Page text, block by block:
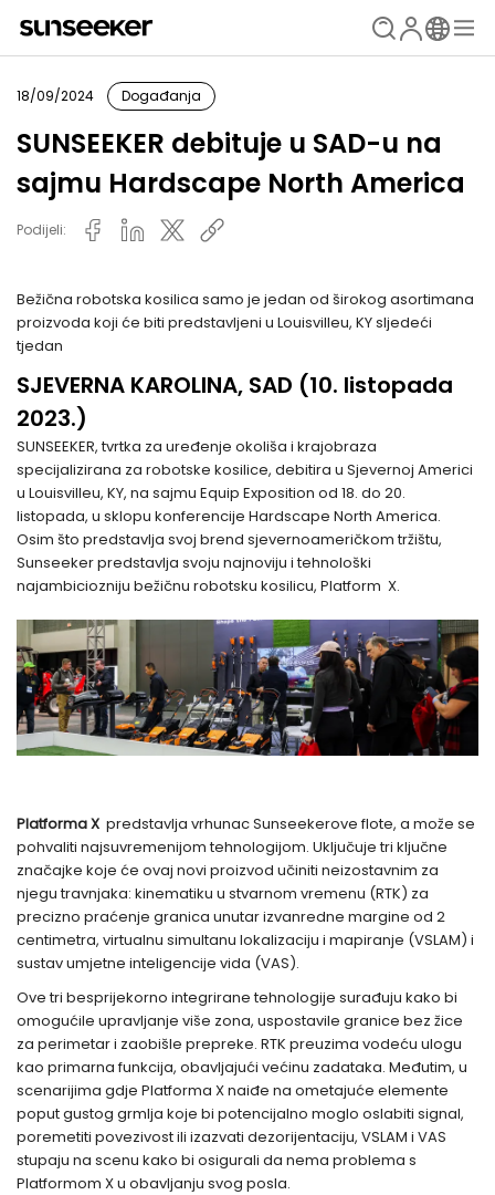
18/09/2024 Događanja
SUNSEEKER debituje u SAD-u na
sajmu Hardscape North America
Podijeli:
Bežična robotska kosilica samo je jedan od širokog asortimana
proizvoda koji će biti predstavljeni u Louisvilleu, KY sljedeći
tjedan
SJEVERNA KAROLINA, SAD (10. listopada
2023.)
SUNSEEKER, tvrtka za uređenje okoliša i krajobraza
specijalizirana za robotske kosilice, debitira u Sjevernoj Americi
u Louisvilleu, KY, na sajmu Equip Exposition od 18. do 20.
listopada, u sklopu konferencije Hardscape North America.
Osim što predstavlja svoj brend sjevernoameričkom tržištu,
Sunseeker predstavlja svoju najnoviju i tehnološki
najambiciozniju bežičnu robotsku kosilicu, Platform X.
Platforma X predstavlja vrhunac Sunseekerove flote, a može se
pohvaliti najsuvremenijom tehnologijom. Uključuje tri ključne
značajke koje će ovaj novi proizvod učiniti neizostavnim za
njegu travnjaka: kinematiku u stvarnom vremenu (RTK) za
precizno praćenje granica unutar izvanredne margine od 2
centimetra, virtualnu simultanu lokalizaciju i mapiranje (VSLAM) i
sustav umjetne inteligencije vida (VAS).
Ove tri besprijekorno integrirane tehnologije surađuju kako bi
omogućile upravljanje više zona, uspostavile granice bez žice
za perimetar i zaobišle ​​prepreke. RTK preuzima vodeću ulogu
kao primarna funkcija, obavljajući većinu zadataka. Međutim, u
scenarijima gdje Platforma X naiđe na ometajuće elemente
poput gustog grmlja koje bi potencijalno moglo oslabiti signal,
poremetiti povezivost ili izazvati dezorijentaciju, VSLAM i VAS
stupaju na scenu kako bi osigurali da nema problema s
Platformom X u obavljanju svog posla.